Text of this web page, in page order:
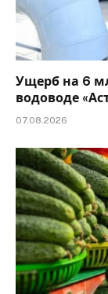
Ущерб на 6
водоводе
07.08.2026